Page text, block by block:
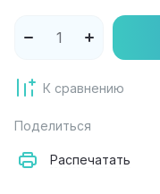
К сравнению
Поделиться
Распечатать